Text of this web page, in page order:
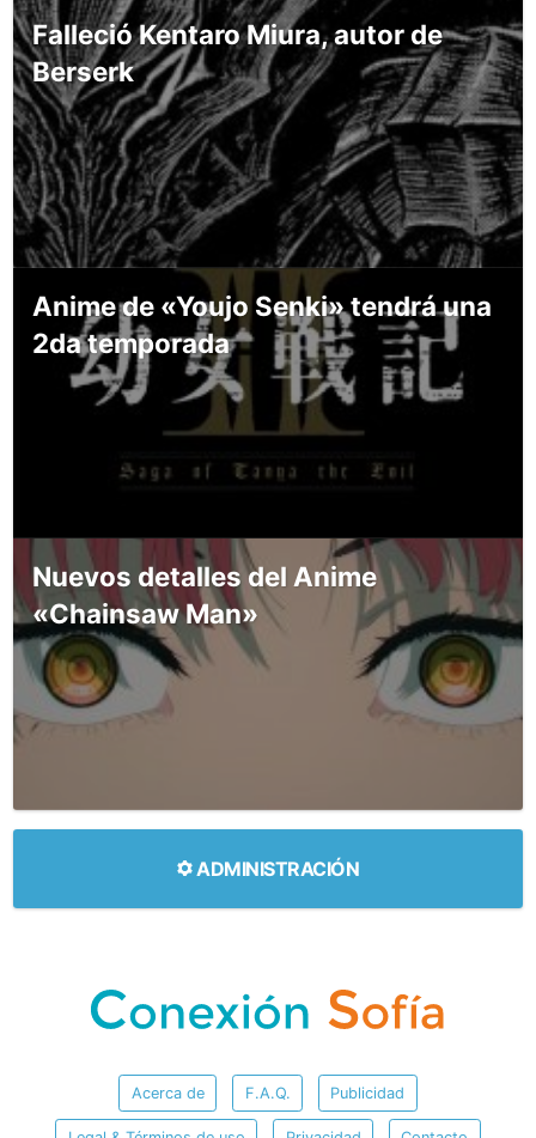
Falleció Kentaro Miura, autor de
Berserk
Anime de «Youjo Senki» tendrá una
2da temporada
Nuevos detalles del Anime
«Chainsaw Man»
ADMINISTRACIÓN
Acerca de F.A.Q. Publicidad